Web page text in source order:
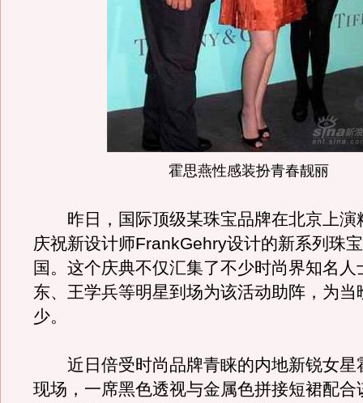
霍思燕性感装扮青春靓丽
昨日，国际顶级某珠宝品牌在北京上演
庆祝新设计师FrankGehry设计的新系列珠
国。这个庆典不仅汇集了不少时尚界知名人
东、王学兵等明星到场为该活动助阵，为当
少。
近日倍受时尚品牌青睐的内地新锐女星
现场，一席黑色透视与金属色拼接短裙配合